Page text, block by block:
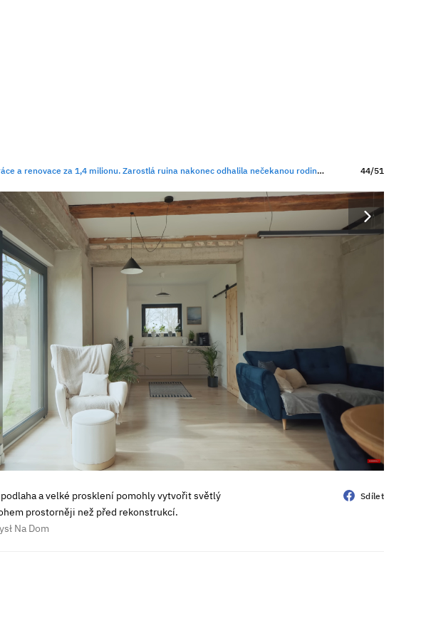
a renovace za 1,4 milionu. Zarostlá ruina nakonec odhalila nečekanou rodinnou historii 44/51
a velké prosklení pomohly vytvořit světlý
prostorněji než před rekonstrukcí.
Na Dom
Sdílet